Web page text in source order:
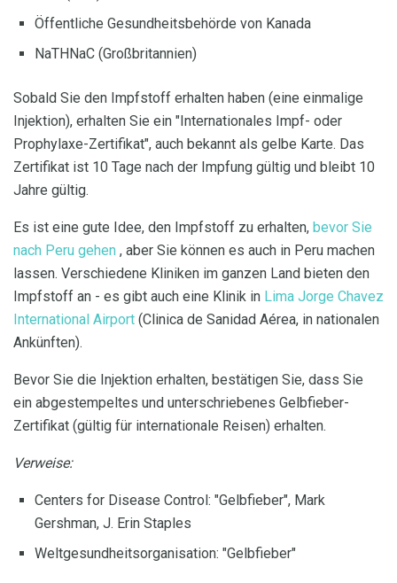
Öffentliche Gesundheitsbehörde von Kanada
NaTHNaC (Großbritannien)
Sobald Sie den Impfstoff erhalten haben (eine einmalige
Injektion), erhalten Sie ein "Internationales Impf- oder
Prophylaxe-Zertifikat", auch bekannt als gelbe Karte. Das
Zertifikat ist 10 Tage nach der Impfung gültig und bleibt 10
Jahre gültig.
Es ist eine gute Idee, den Impfstoff zu erhalten, bevor Sie
nach Peru gehen , aber Sie können es auch in Peru machen
lassen. Verschiedene Kliniken im ganzen Land bieten den
Impfstoff an - es gibt auch eine Klinik in Lima Jorge Chavez
International Airport (Clinica de Sanidad Aérea, in nationalen
Ankünften).
Bevor Sie die Injektion erhalten, bestätigen Sie, dass Sie
ein abgestempeltes und unterschriebenes Gelbfieber-
Zertifikat (gültig für internationale Reisen) erhalten.
Verweise:
Centers for Disease Control: "Gelbfieber", Mark
Gershman, J. Erin Staples
Weltgesundheitsorganisation: "Gelbfieber"